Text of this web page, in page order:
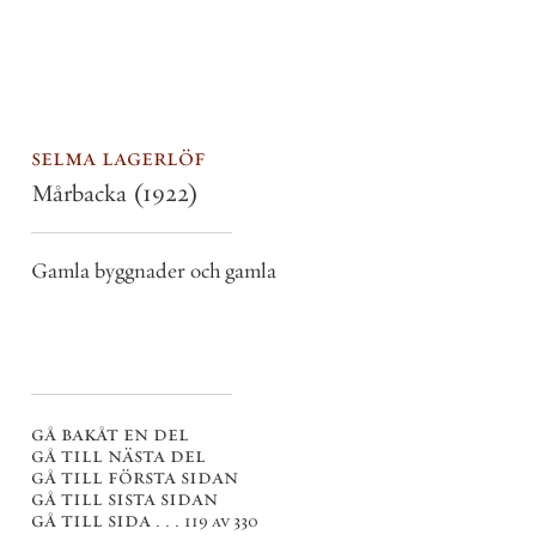
selma lagerlöf
Mårbacka (1922)
Gamla byggnader och gamla
gå bakåt en del
gå till nästa del
gå till första sidan
gå till sista sidan
gå till sida . . . 119 av 330